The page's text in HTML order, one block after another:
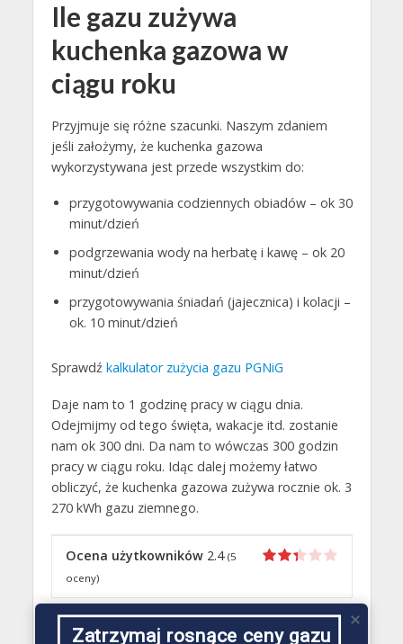
Ile gazu zużywa
kuchenka gazowa w
ciągu roku
Przyjmuje się różne szacunki. Naszym zdaniem
jeśli założymy, że kuchenka gazowa
wykorzystywana jest przede wszystkim do:
przygotowywania codziennych obiadów – ok 30
minut/dzień
podgrzewania wody na herbatę i kawę – ok 20
minut/dzień
przygotowywania śniadań (jajecznica) i kolacji –
ok. 10 minut/dzień
Sprawdź kalkulator zużycia gazu PGNiG
Daje nam to 1 godzinę pracy w ciągu dnia.
Odejmijmy od tego święta, wakacje itd. zostanie
nam ok 300 dni. Da nam to wówczas 300 godzin
pracy w ciągu roku. Idąc dalej możemy łatwo
obliczyć, że kuchenka gazowa zużywa rocznie ok. 3
270 kWh gazu ziemnego.
Ocena użytkowników 2.4 (5
oceny)
Przeczytaj także
Zatrzymaj rosnące ceny gazu